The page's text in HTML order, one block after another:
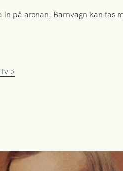
på arenan. Barnvagn kan tas
>